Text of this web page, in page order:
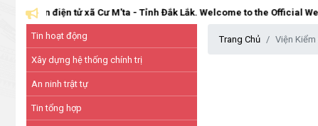
điện tử xã Cư M'ta - Tỉnh Đắk Lắk. Welcome to the Official Web Portal
Tin hoạt động
Xây dựng hệ thống chính trị
An ninh trật tự
Tin tổng hợp
Trang Chủ Viện